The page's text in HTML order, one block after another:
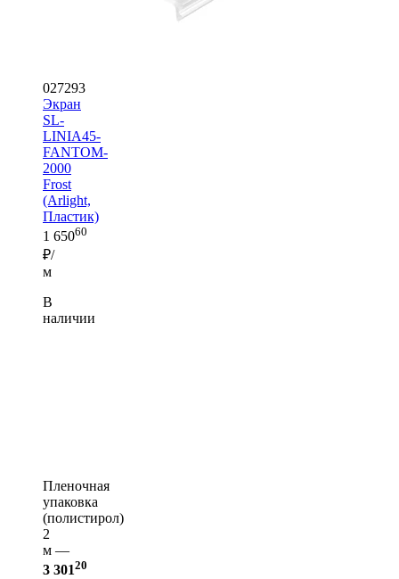
027293
Экран
SL-
LINIA45-
FANTOM-
2000
Frost
(Arlight,
Пластик)
1 65060
₽/
м
В
наличии
Пленочная
упаковка
(полистирол)
2
м —
3 30120